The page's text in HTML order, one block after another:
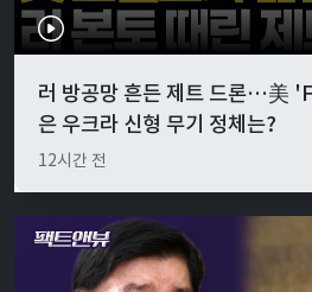
러 방공망 흔든 제트 드론…美
은 우크라 신형 무기 정체는?
12시간 전